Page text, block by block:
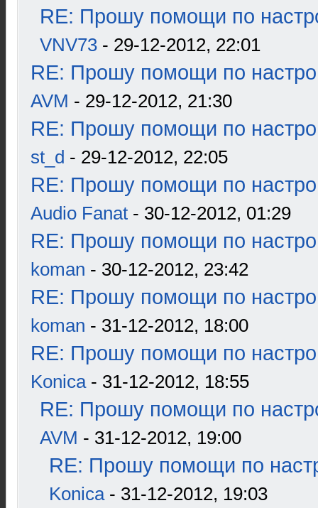
RE: Прошу помощи по
VNV73 - 29-12-2012, 22:01
RE: Прошу помощи по
AVM - 29-12-2012, 21:30
RE: Прошу помощи по
st_d - 29-12-2012, 22:05
RE: Прошу помощи по
Audio Fanat - 30-12-2012, 01:29
RE: Прошу помощи по
koman - 30-12-2012, 23:42
RE: Прошу помощи по
koman - 31-12-2012, 18:00
RE: Прошу помощи по
Konica- 31-12-2012, 18:55
RE: Прошу помощи по
AVM - 31-12-2012, 19:00
RE: Прошу помощи по
Konica- 31-12-2012, 19:03